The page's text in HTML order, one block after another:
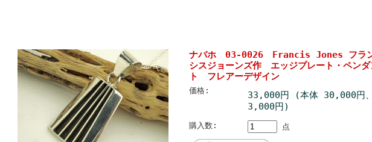
ナバホ 03-0026 Francis Jones フラ
シスジョーンズ作 エッジプレート・ペンダ
ト フレアーデザイン
価格:
33,000円 (本体 30,000円
3,000円)
購入数: 点